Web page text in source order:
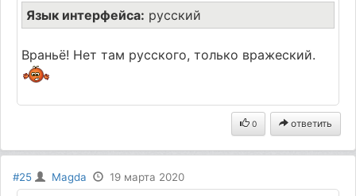
Язык интерфейса: русский
Враньё! Нет там русского, только вражеский.
0 ответить
#25 Magda 19 марта 2020